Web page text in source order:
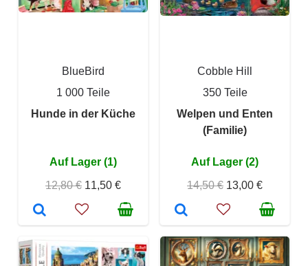
BlueBird
1 000 Teile
Hunde in der Küche
Auf Lager (1)
12,80 € 11,50 €
Cobble Hill
350 Teile
Welpen und Enten
(Familie)
Auf Lager (2)
14,50 € 13,00 €